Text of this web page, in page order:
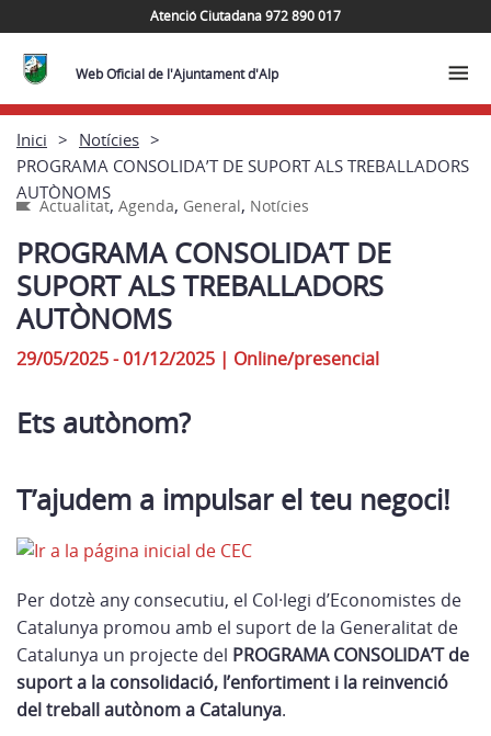
Atenció Ciutadana 972 890 017
Web Oficial de l'Ajuntament d'Alp
Inici
Notícies
PROGRAMA CONSOLIDA’T DE SUPORT ALS TREBALLADORS
AUTÒNOMS
Actualitat, Agenda, General, Notícies
PROGRAMA CONSOLIDA’T DE
SUPORT ALS TREBALLADORS
AUTÒNOMS
29/05/2025 - 01/12/2025 | Online/presencial
Ets autònom?
T’ajudem a impulsar el teu negoci!
Per dotzè any consecutiu, el Col·legi d’Economistes de
Catalunya promou amb el suport de la Generalitat de
Catalunya un projecte del PROGRAMA CONSOLIDA’T de
suport a la consolidació, l’enfortiment i la reinvenció
del treball autònom a Catalunya.